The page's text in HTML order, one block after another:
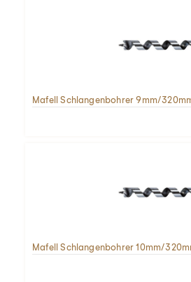
Mafell Schlangenbohrer 9mm/
Mafell Schlangenbohrer 10mm/